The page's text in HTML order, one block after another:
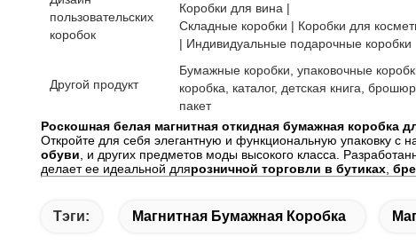
пользовательских
коробок
Коробки для вина |
Складные коробки | Коробки для
| Индивидуальные подарочные коробки
Другой продукт
Бумажные коробки, упаковочные
коробка, каталог, детская книга,
пакет
Роскошная белая магнитная откидная бумажная
Откройте для себя элегантную и функциональную упаковку с
обуви , и других предметов моды высокого класса.
делает ее идеальной длярозничной торговли в бутиках
Тэги: Магнитная Бумажная Коробка